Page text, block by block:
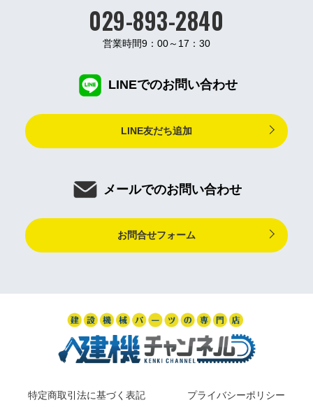
029-893-2840
営業時間9：00～17：30
LINEでのお問い合わせ
LINE友だち追加
メールでのお問い合わせ
お問合せフォーム
特定商取引法に基づく表記 プライバシーポリシー